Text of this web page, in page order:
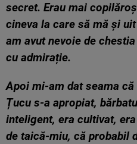
secret. Erau mai
cineva la care să mă și
am avut nevoie de
cu admirație.
Apoi mi-am dat seama
Țucu s-a apropiat,
inteligent, era cultivat,
de taică-miu, că probabil